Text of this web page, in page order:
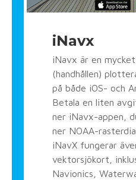
iNavx
iNavx är en
(handhållen)
på både iOS- och
Betala en liten
ner iNavx-appen,
ner NOAA-
iNavX fungerar
vektorsjökort,
Navionics,